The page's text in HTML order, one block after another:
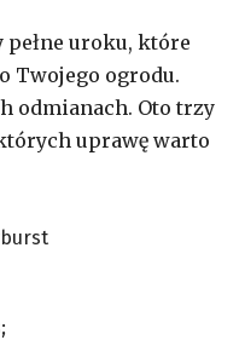
uroku, które
Twojego ogrodu.
odmianach. Oto trzy
uprawę warto